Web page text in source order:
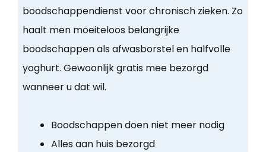
boodschappendienst voor chronisch zieken. Zo
haalt men moeiteloos belangrijke
boodschappen als afwasborstel en halfvolle
yoghurt. Gewoonlijk gratis mee bezorgd
wanneer u dat wil.
Boodschappen doen niet meer nodig
Alles aan huis bezorgd